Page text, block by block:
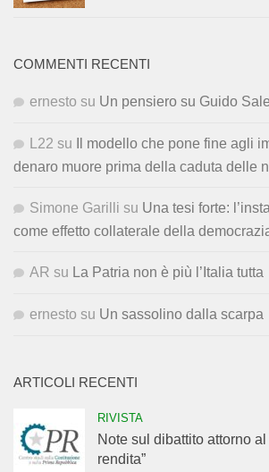
COMMENTI RECENTI
ernesto su Un pensiero su Guido
L22 su
Il modello che pone fine agli
denaro muore prima della caduta delle
Simone Garilli su Una tesi forte:
come effetto collaterale della
AR su La Patria non è più l’Italia tutta
ernesto su Un sassolino dalla scarpa
ARTICOLI RECENTI
RIVISTA
Note sul dibattito attorno
rendita”